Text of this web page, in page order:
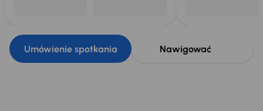
Umówienie spotkania Nawigować